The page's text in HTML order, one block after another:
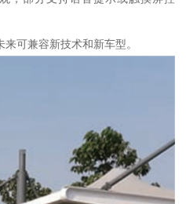
可兼容新技术和新车型。